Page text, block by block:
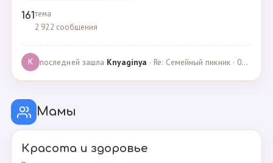
161тема
2 922 сообщения
K последней зашла Knyaginya · Re: Семейный пикник · 07.05.2025
Мамы
Красота и здоровье